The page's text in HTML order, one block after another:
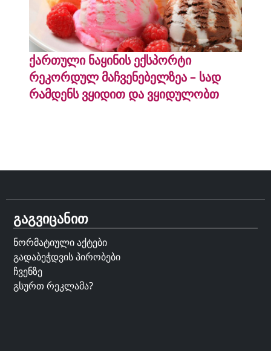
ქართული ნაყინის ექსპორტი
რეკორდულ მაჩვენებელზეა – სად
რამდენს ვყიდით და ვყიდულობთ
გაგვიცანით
ნორმატიული აქტები
გადაბეჭდვის პირობები
ჩვენზე
გსურთ რეკლამა?